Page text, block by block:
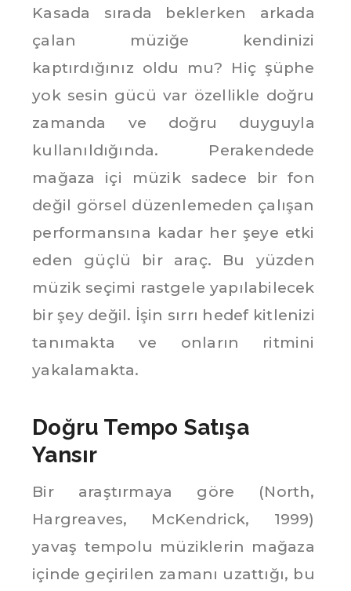
Kasada sırada beklerken arkada
çalan müziğe kendinizi
kaptırdığınız oldu mu? Hiç şüphe
yok sesin gücü var özellikle doğru
zamanda ve doğru duyguyla
kullanıldığında. Perakendede
mağaza içi müzik sadece bir fon
değil görsel düzenlemeden çalışan
performansına kadar her şeye etki
eden güçlü bir araç. Bu yüzden
müzik seçimi rastgele yapılabilecek
bir şey değil. İşin sırrı hedef kitlenizi
tanımakta ve onların ritmini
yakalamakta.
Doğru Tempo Satışa
Yansır
Bir araştırmaya göre (North,
Hargreaves, McKendrick, 1999)
yavaş tempolu müziklerin mağaza
içinde geçirilen zamanı uzattığı, bu